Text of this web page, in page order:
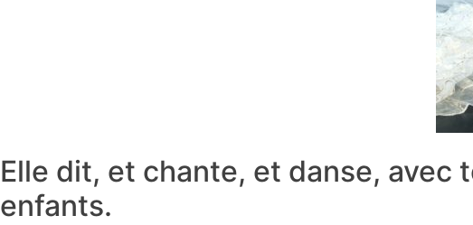
Elle dit, et chante, et danse, avec
enfants.